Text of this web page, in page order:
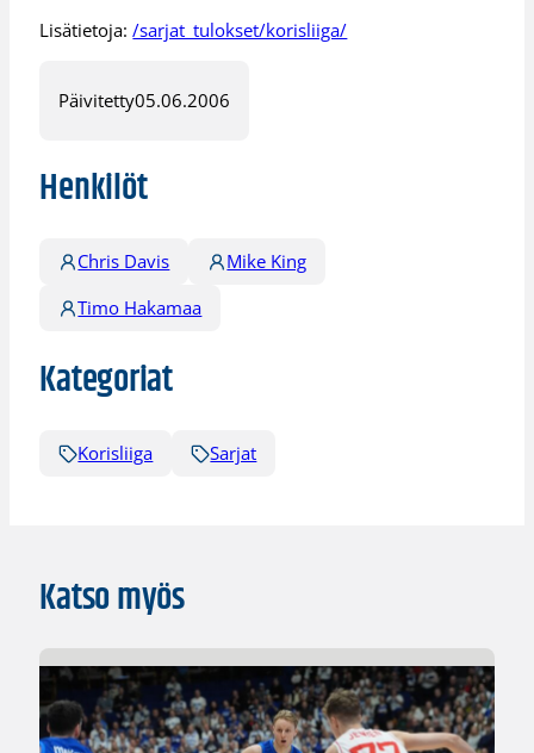
Lisätietoja:/sarjat_tulokset/korisliiga/
Päivitetty05.06.2006
Henkilöt
Chris Davis
Mike King
Timo Hakamaa
Kategoriat
Korisliiga Sarjat
Katso myös